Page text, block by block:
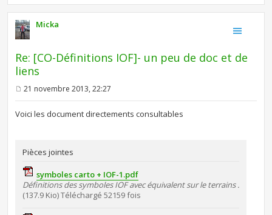
Micka
Re: [CO-Définitions IOF]- un peu de doc et de
liens
e
s
21 novembre 2013, 22:27
Voici les document directements consultables
Pièces jointes
symboles carto + IOF-1.pdf
Définitions des symboles IOF avec équivalent sur le terrains .
(137.9 Kio) Téléchargé 52159 fois